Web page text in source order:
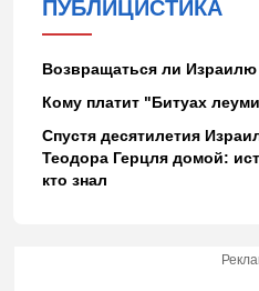
ПУБЛИЦИСТИКА
Возвращаться ли
Кому платит "Битуах
Спустя десятилетия
Теодора Герцля домой:
кто знал